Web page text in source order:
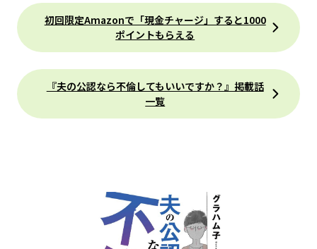
初回限定Amazonで「現金チャージ」すると1000
ポイントもらえる
『夫の公認なら不倫してもいいですか？』掲載話
一覧